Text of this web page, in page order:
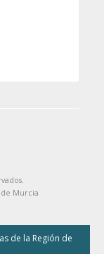
Murcia
de la Región de